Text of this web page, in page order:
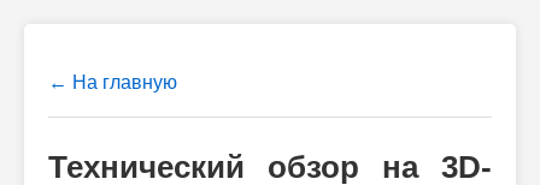
← На главную
Технический обзор на 3D-